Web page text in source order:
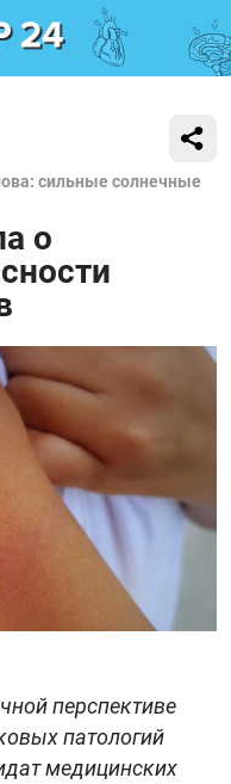
сильные солнечные
о
перспективе
патологий
медицинских